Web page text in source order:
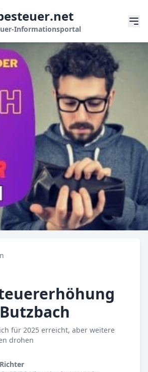
.net
Informationsportal
für 2025 erreicht, aber weitere
drohen